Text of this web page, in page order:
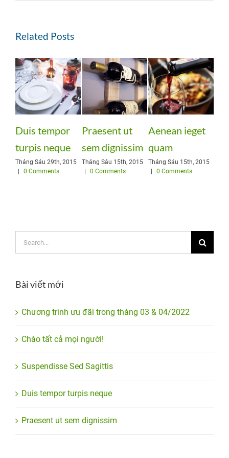
Related Posts
2015
Praesent ut
sem dignissim
Tháng Sáu 15th, 2015
| 0 Comments
Aenean ieget
quam
Tháng Sáu 15th, 2015
| 0 Comments
Curabitur nisi
ultricies
Tháng Sáu 15th, 2015
| 0 Comments
Search
for:
Bài viết mới
Chương trình ưu đãi trong tháng 03 & 04/2022
Chào tất cả mọi người!
Suspendisse Sed Sagittis
Duis tempor turpis neque
Praesent ut sem dignissim